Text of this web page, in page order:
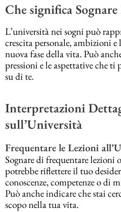
Che significa
L’università nei sogni può
crescita personale, ambizioni e
nuova fase della vita. Può
pressioni e le aspettative che
su di te.
Interpretazioni
sull’Università
Frequentare le Lezioni
Sognare di frequentare lezioni
potrebbe riflettere il tuo
conoscenze, competenze o di
Può anche indicare che stai
scopo nella tua vita.